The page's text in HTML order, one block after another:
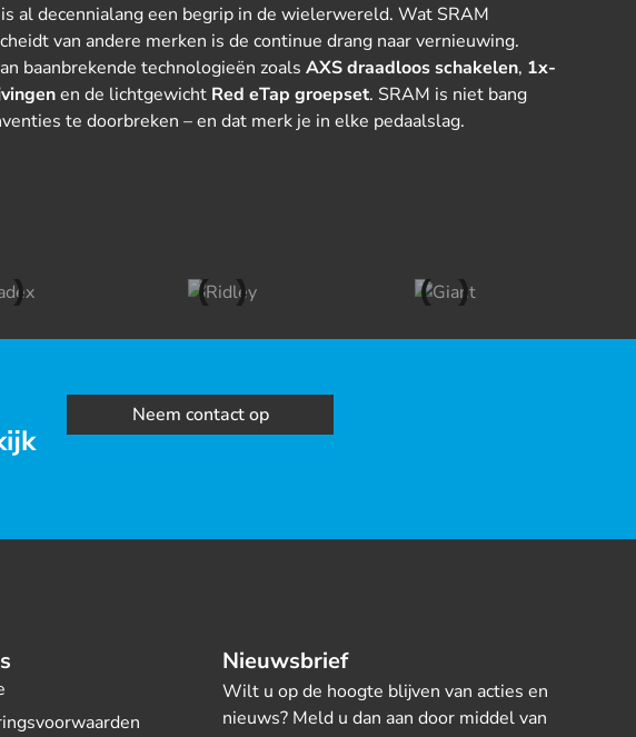
al decennialang een begrip in de wielerwereld. Wat SRAM
van andere merken is de continue drang naar vernieuwing.
baanbrekende technologieën zoals AXS draadloos schakelen, 1x-
en de lichtgewicht Red eTap groepset. SRAM is niet bang
te doorbreken – en dat merk je in elke pedaalslag.
Neem contact op
Nieuwsbrief
Wilt u op de hoogte blijven van acties en
nieuws? Meld u dan aan door middel van